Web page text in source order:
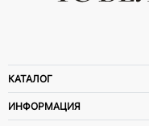
КАТАЛОГ
ИНФОРМАЦИЯ